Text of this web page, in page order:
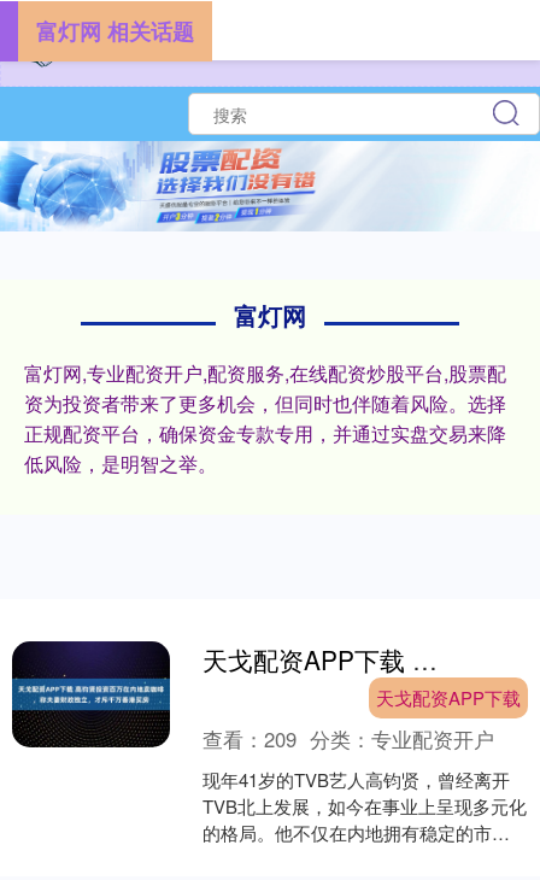
富灯网
富灯网,专业配资开户,配资服务,在线配资炒股平台,股票配
资为投资者带来了更多机会，但同时也伴随着风险。选择
正规配资平台，确保资金专款专用，并通过实盘交易来降
低风险，是明智之举。
富灯网 相关话题
天戈配资APP下载 高钧贤投资百万在内地卖咖啡，称夫妻财政独立，才斥千万香港买房
天戈配资APP下载
查看：209 分类：专业配资开户
现年41岁的TVB艺人高钧贤，曾经离开
TVB北上发展，如今在事业上呈现多元化
的格局。他不仅在内地拥有稳定的市场